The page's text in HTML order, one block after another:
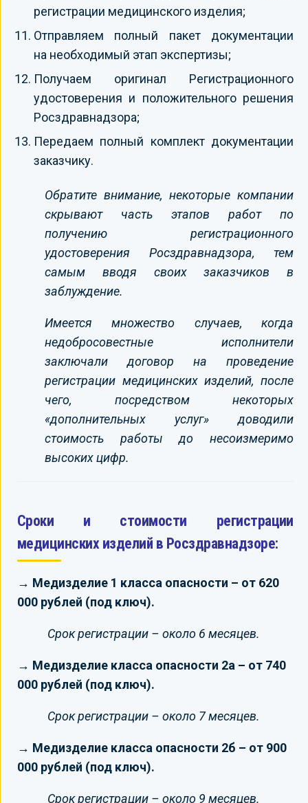
регистрации медицинского изделия;
Отправляем полный пакет документации
на необходимый этап экспертизы;
Получаем оригинал Регистрационного
удостоверения и положительного решения
Росздравнадзора;
Передаем полный комплект документации
заказчику.
Обратите внимание, некоторые компании
скрывают часть этапов работ по
получению регистрационного
удостоверения Росздравнадзора, тем
самым вводя своих заказчиков в
заблуждение.
Имеется множество случаев, когда
недобросовестные исполнители
заключали договор на проведение
регистрации медицинских изделий, после
чего, посредством некоторых
«дополнительных услуг» доводили
стоимость работы до несоизмеримо
высоких цифр.
Сроки и стоимости регистрации
медицинских изделий в Росздравнадзоре:
→ Медизделие 1 класса опасности – от 620
000 рублей (под ключ).
Срок регистрации – около 6 месяцев.
→ Медизделие класса опасности 2а – от 740
000 рублей (под ключ).
Срок регистрации – около 7 месяцев.
→ Медизделие класса опасности 2б – от 900
000 рублей (под ключ).
Срок регистрации – около 9 месяцев.